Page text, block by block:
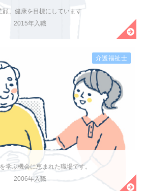
顔、健康を目標にしています
2015年入職
学ぶ機会に恵まれた職場です。
2006年入職
介護福祉士